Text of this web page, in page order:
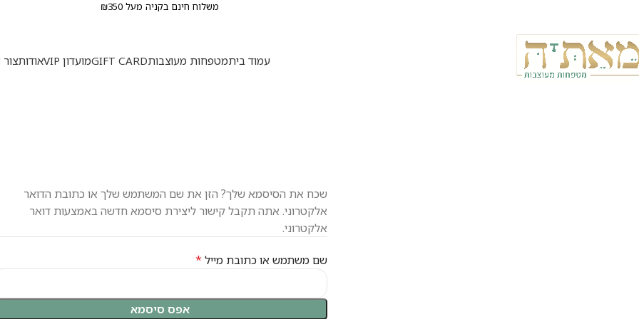
עמוד ביתמטפחות מעוצבותGIFT CARDמועדון VIP אודות
שכח את הסיסמא שלך? הזן את שם המשתמש שלך או כתובת הדואר
אלקטרוני. אתה תקבל קישור ליצירת סיסמא חדשה באמצעות דואר
אלקטרוני.
שם משתמש או כתובת מייל *
אפס סיסמא